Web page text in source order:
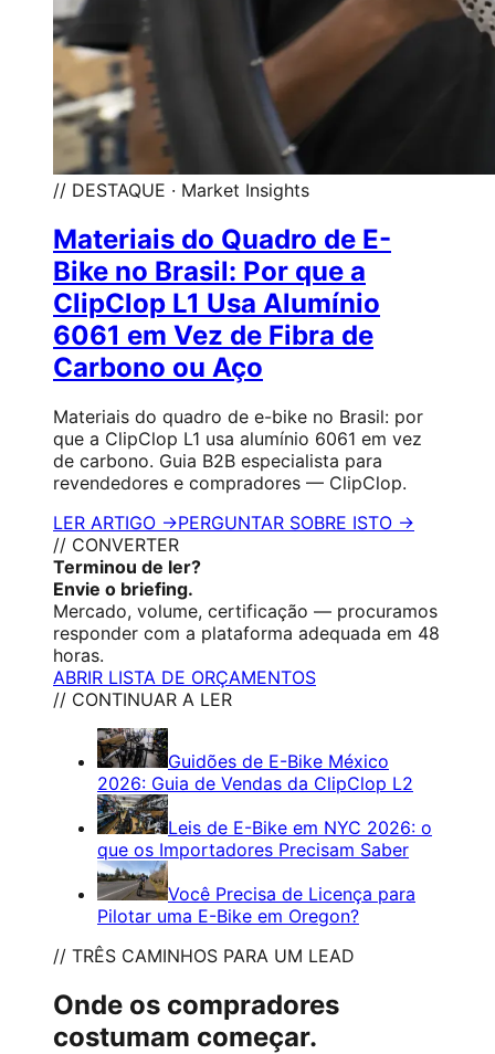
// DESTAQUE · Market Insights
Materiais do Quadro de E-
Bike no Brasil: Por que a
ClipClop L1 Usa Alumínio
6061 em Vez de Fibra de
Carbono ou Aço
Materiais do quadro de e-bike no Brasil: por
que a ClipClop L1 usa alumínio 6061 em vez
de carbono. Guia B2B especialista para
revendedores e compradores — ClipClop.
LER ARTIGO →PERGUNTAR SOBRE ISTO →
// CONVERTER
Terminou de ler?
Envie o briefing.
Mercado, volume, certificação — procuramos
responder com a plataforma adequada em 48
horas.
ABRIR LISTA DE ORÇAMENTOS
// CONTINUAR A LER
Guidões de E-Bike México
2026: Guia de Vendas da ClipClop L2
Leis de E-Bike em NYC 2026: o
que os Importadores Precisam Saber
Você Precisa de Licença para
Pilotar uma E-Bike em Oregon?
// TRÊS CAMINHOS PARA UM LEAD
Onde os compradores
costumam começar.